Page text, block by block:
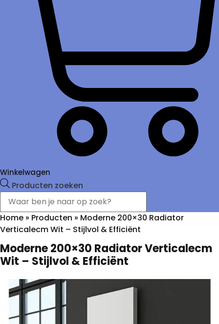
Winkelwagen
Producten zoeken
Home » Producten » Moderne 200×30 Radiator
Verticalecm Wit – Stijlvol & Efficiënt
Moderne 200×30 Radiator Verticalecm
Wit – Stijlvol & Efficiënt